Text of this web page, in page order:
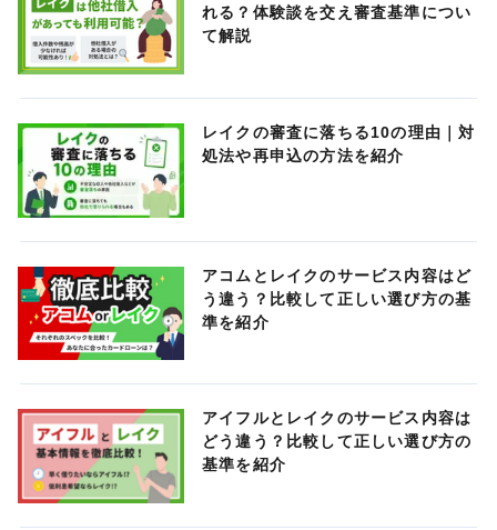
れる？体験談を交え審査基準につい
て解説
レイクの審査に落ちる10の理由｜対
処法や再申込の方法を紹介
アコムとレイクのサービス内容はど
う違う？比較して正しい選び方の基
準を紹介
アイフルとレイクのサービス内容は
どう違う？比較して正しい選び方の
基準を紹介